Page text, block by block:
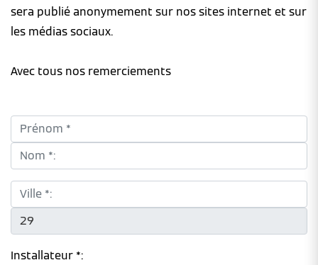
sera publié anonymement sur nos sites internet et sur
les médias sociaux.
Avec tous nos remerciements
Prénom *:
Nom *:
Ville *:
CP *:
Installateur *: